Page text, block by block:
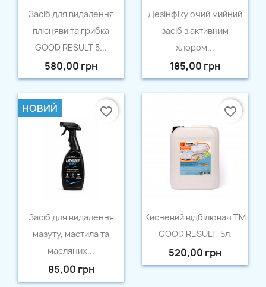
Швидкий перегляд
Засіб для видалення
плісняви та грибка
GOOD RESULT 5...
580,00 грн
 Швидкий перегляд
Дезінфікуючий мийний
засіб з активним
хлором...
185,00 грн
Швидкий перегляд
Засіб для видалення
мазуту, мастила та
масляних...
85,00 грн
НОВИЙ favorite_border
 Швидкий перегляд
Кисневий відбілювач ТМ
GOOD RESULT, 5л.
520,00 грн
favorite_border